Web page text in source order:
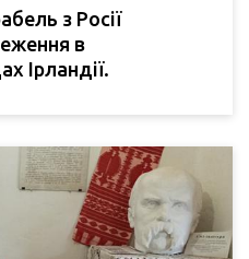
з Росії
в
Ірландії.